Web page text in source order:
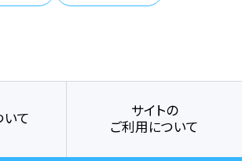
て
サイトの
ご利用について